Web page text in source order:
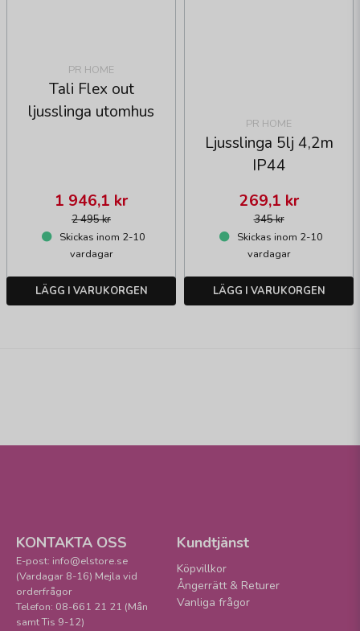
PR HOME
Tali Flex out
ljusslinga utomhus
2 495 kr
1 946,1 kr
Skickas inom 2-10
vardagar
LÄGG I VARUKORGEN
PR HOME
Ljusslinga 5lj 4,2m
IP44
345 kr
269,1 kr
Skickas inom 2-10
vardagar
LÄGG I VARUKORGEN
KONTAKTA OSS
E-post: info@elstore.se
(Vardagar 8-16) Mejla vid
orderfrågor
Telefon: 08-661 21 21 (Mån
samt Tis 9-12)
Kundtjänst
Köpvillkor
Ångerrätt & Returer
Vanliga frågor